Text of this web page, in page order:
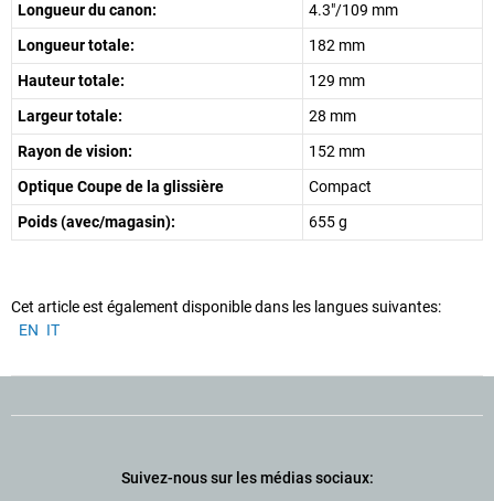
Longueur du canon:
4.3"/109 mm
Longueur totale:
182 mm
Hauteur totale:
129 mm
Largeur totale:
28 mm
Rayon de vision:
152 mm
Optique Coupe de la glissière
Compact
Poids (avec/magasin):
655 g
Cet article est également disponible dans les langues suivantes:
EN IT
Suivez-nous sur les médias sociaux: